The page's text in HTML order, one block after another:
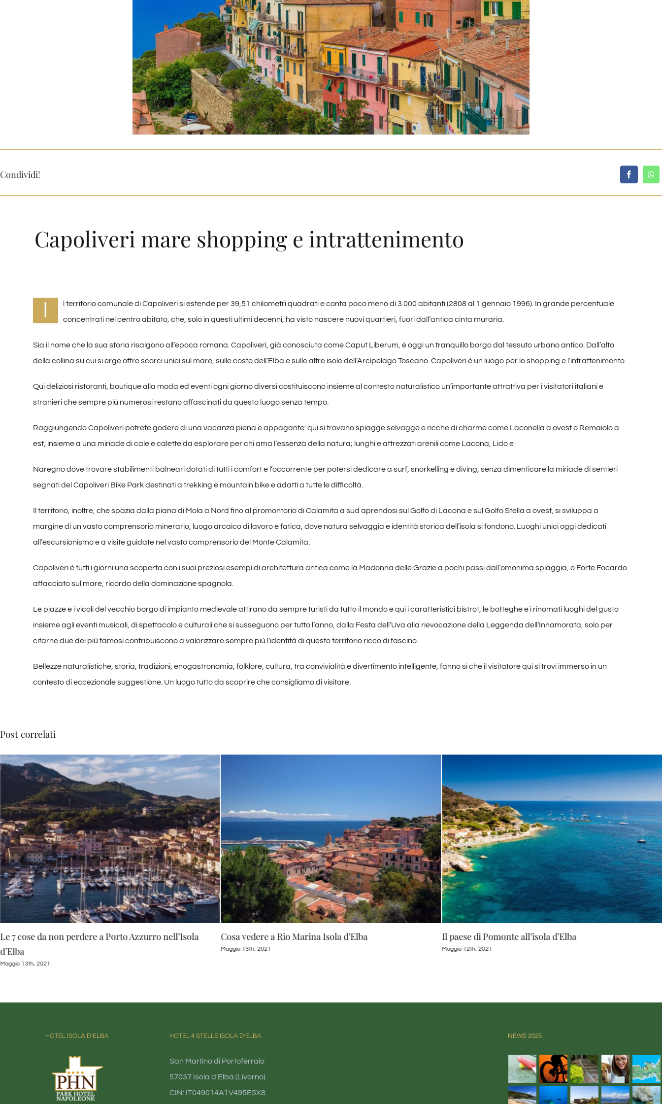
Condividi!
Capoliveri mare shopping e intrattenimento
I
l territorio comunale di Capoliveri si estende per 39,51 chilometri quadrati e conta poco meno di 3.000 abitanti (2808 al 1 gennaio 1996). In grande percentuale
concentrati nel centro abitato, che, solo in questi ultimi decenni, ha visto nascere nuovi quartieri, fuori dall’antica cinta muraria.
Sia il nome che la sua storia risalgono all’epoca romana. Capoliveri, già conosciuta come Caput Liberum, è oggi un tranquillo borgo dal tessuto urbano antico. Dall’alto
della collina su cui si erge offre scorci unici sul mare, sulle coste dell’Elba e sulle altre isole dell’Arcipelago Toscano. Capoliveri è un luogo per lo shopping e l’intrattenimento.
Qui deliziosi ristoranti, boutique alla moda ed eventi ogni giorno diversi costituiscono insieme al contesto naturalistico un’importante attrattiva per i visitatori italiani e
stranieri che sempre più numerosi restano affascinati da questo luogo senza tempo.
Raggiungendo Capoliveri potrete godere di una vacanza piena e appagante: qui si trovano spiagge selvagge e ricche di charme come Laconella a ovest o Remaiolo a
est, insieme a una miriade di cale e calette da esplorare per chi ama l’essenza della natura; lunghi e attrezzati arenili come Lacona, Lido e
Naregno dove trovare stabilimenti balneari dotati di tutti i comfort e l’occorrente per potersi dedicare a surf, snorkelling e diving, senza dimenticare la miriade di sentieri
segnati del Capoliveri Bike Park destinati a trekking e mountain bike e adatti a tutte le difficoltà.
Il territorio, inoltre, che spazia dalla piana di Mola a Nord fino al promontorio di Calamita a sud aprendosi sul Golfo di Lacona e sul Golfo Stella a ovest, si sviluppa a
margine di un vasto comprensorio minerario, luogo arcaico di lavoro e fatica, dove natura selvaggia e identità storica dell’isola si fondono. Luoghi unici oggi dedicati
all’escursionismo e a visite guidate nel vasto comprensorio del Monte Calamita.
Capoliveri è tutti i giorni una scoperta con i suoi preziosi esempi di architettura antica come la Madonna delle Grazie a pochi passi dall’omonima spiaggia, o Forte Focardo
affacciato sul mare, ricordo della dominazione spagnola.
Le piazze e i vicoli del vecchio borgo di impianto medievale attirano da sempre turisti da tutto il mondo e qui i caratteristici bistrot, le botteghe e i rinomati luoghi del gusto
insieme agli eventi musicali, di spettacolo e culturali che si susseguono per tutto l’anno, dalla Festa dell’Uva alla rievocazione della Leggenda dell’Innamorata, solo per
citarne due dei più famosi contribuiscono a valorizzare sempre più l’identità di questo territorio ricco di fascino.
Bellezze naturalistiche, storia, tradizioni, enogastronomia, folklore, cultura, tra convivialità e divertimento intelligente, fanno sì che il visitatore qui si trovi immerso in un
contesto di eccezionale suggestione. Un luogo tutto da scoprire che consigliamo di visitare.
Post correlati
Le 7 cose da non perdere a Porto Azzurro nell’Isola
d’Elba
Maggio 13th, 2021
Cosa vedere a Rio Marina Isola d’Elba
Maggio 13th, 2021
Il paese di Pomonte all’isola d’Elba
Maggio 12th, 2021
HOTEL ISOLA D’ELBA HOTEL 4 STELLE ISOLA D’ELBA
San Martino di Portoferraio
57037 Isola d'Elba (Livorno)
CIN: IT049014A1V495E5X8
NEWS 2025